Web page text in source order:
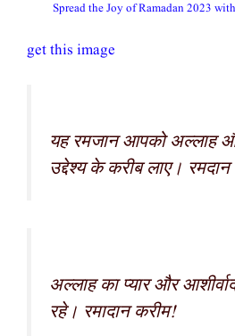
Spread the Joy of Ramadan 2023
get this image
यह रमजान आपको अल्लाह
उद्देश्य के करीब लाए।
अल्लाह का प्यार और
रहे। रमादान करीम!